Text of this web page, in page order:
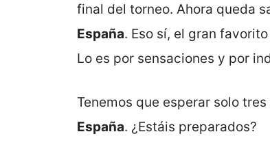
final del torneo. Ahora queda
España. Eso sí, el gran
Lo es por sensaciones y por
Tenemos que esperar solo
España. ¿Estáis preparados?